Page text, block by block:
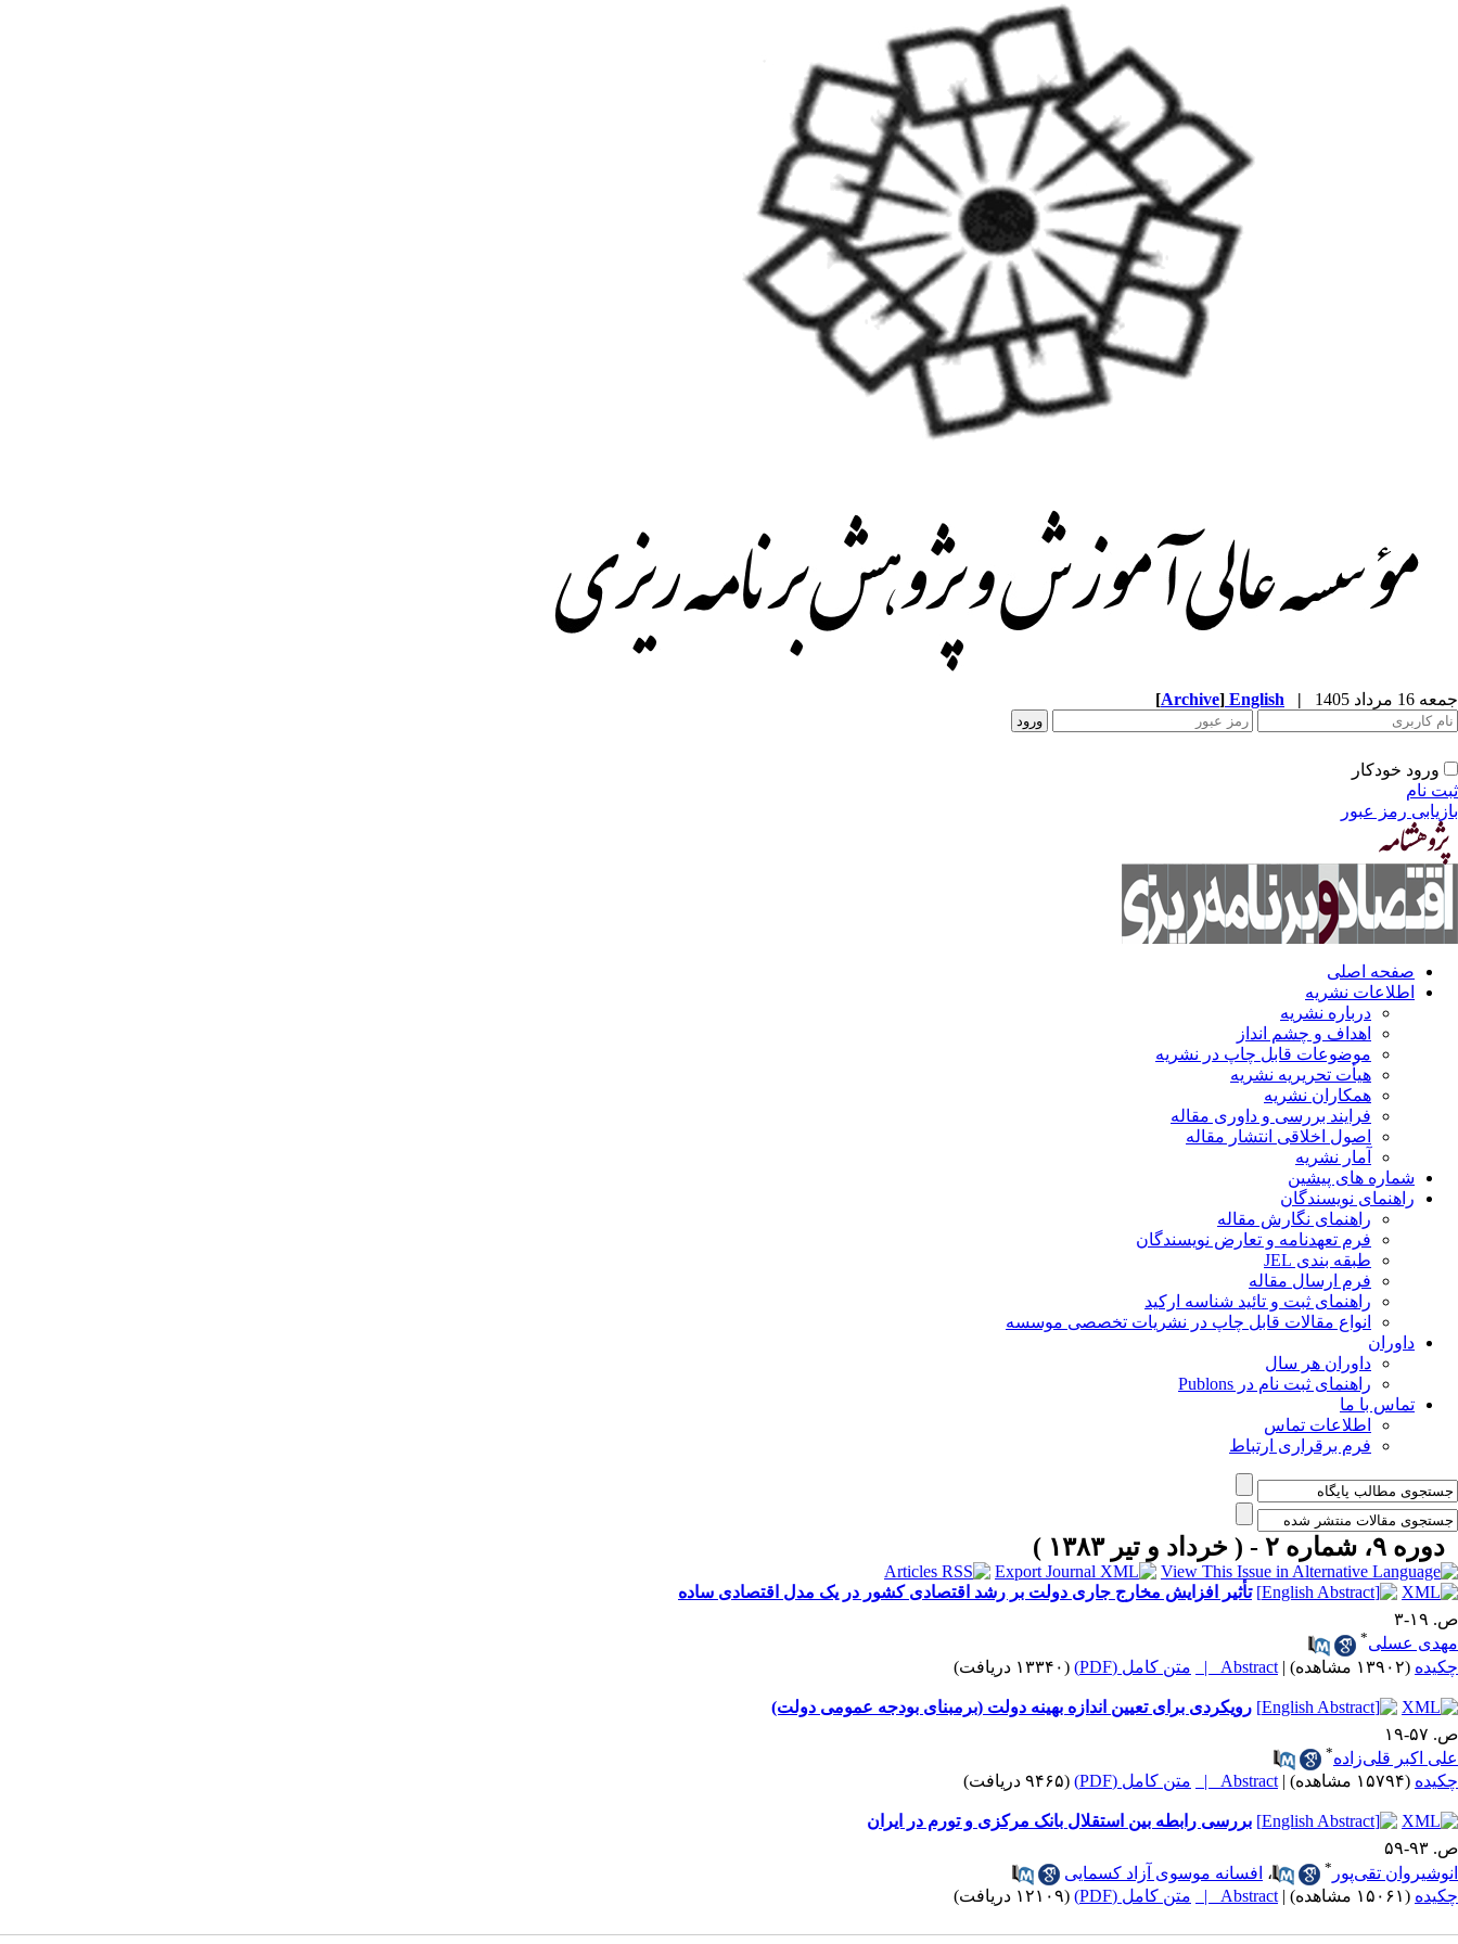
جمعه 16 مرداد 1405 |
English
[Archive]
ورود خودکار
ثبت نام
بازیابی رمز عبور
صفحه اصلی
اطلاعات نشریه
درباره نشریه
اهداف و چشم انداز
موضوعات قابل چاپ در نشریه
هیأت تحریریه نشریه
همکاران نشریه
فرایند بررسی و داوری مقاله
اصول اخلاقی انتشار مقاله
آمار نشریه
شماره های پیشین
راهنمای نویسندگان
راهنمای نگارش مقاله
فرم تعهدنامه و تعارض نویسندگان
طبقه بندی JEL
فرم ارسال مقاله
راهنمای ثبت و تائید شناسه ارکید
انواع مقالات قابل چاپ در نشریات تخصصی موسسه
داوران
داوران هر سال
راهنمای ثبت نام در Publons
تماس با ما
اطلاعات تماس
فرم برقراری ارتباط
دوره ۹، شماره ۲ - ( خرداد و تير ۱۳۸۳ )
تأثیر افزایش مخارج جاری دولت بر رشد اقتصادی کشور در یک مدل اقتصادی ساده
ص. ۱۹-۳
مهدی عسلی*
چکیده (۱۳۹۰۲ مشاهده) |
Abstract | متن کامل (PDF) (۱۳۳۴۰ دریافت)
رویکردی برای تعیین اندازه بهینه دولت (برمبنای بودجه عمومی دولت)
ص. ۵۷-۱۹
علی اکبر قلی‌زاده*
چکیده (۱۵۷۹۴ مشاهده) |
Abstract | متن کامل (PDF) (۹۴۶۵ دریافت)
بررسی رابطه بین استقلال بانک مرکزی و تورم در ایران
ص. ۹۳-۵۹
انوشیروان تقی‌پور * ، افسانه موسوی آزاد کسمایی
چکیده (۱۵۰۶۱ مشاهده) |
Abstract | متن کامل (PDF) (۱۲۱۰۹ دریافت)